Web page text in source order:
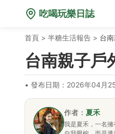
吃喝玩樂日誌
首頁 > 半糖生活報告 > 台
台南親子戶
• 發布日期：2026年04月
作者： 夏禾
我是夏禾，一名